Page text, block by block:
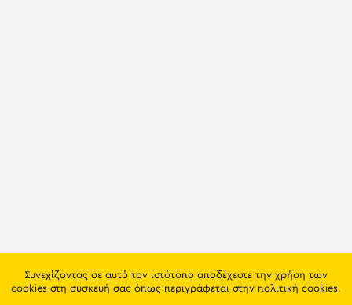
Συνεχίζοντας σε αυτό τον ιστότοπο αποδέχεστε την χρήση των
cookies στη συσκευή σας όπως περιγράφεται στην πολιτική cookies.